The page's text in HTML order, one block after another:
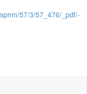
57/3/57_476/_pdf/-